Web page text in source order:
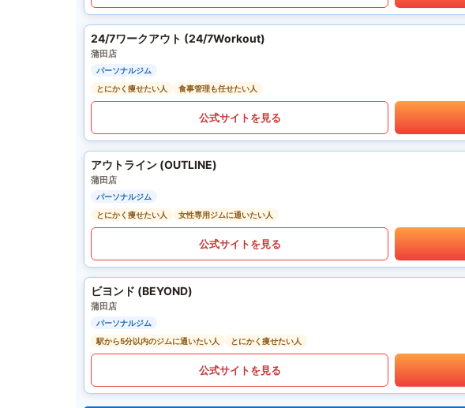
24/7ワークアウト (24/7Workout)
蒲田店
パーソナルジム
とにかく痩せたい人
食事管理も任せたい人
公式サイトを見る
アウトライン (OUTLINE)
蒲田店
パーソナルジム
とにかく痩せたい人
女性専用ジムに通いたい人
公式サイトを見る
ビヨンド (BEYOND)
蒲田店
パーソナルジム
駅から5分以内のジムに通いたい人
とにかく痩せたい人
公式サイトを見る